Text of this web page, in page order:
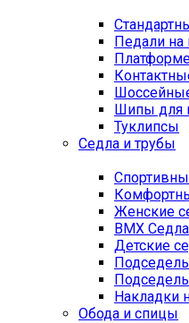
Педали
Шипы для
Туклипсы
Седла и трубы
Женские
BMX Седла
Детские
Накладки
Обода и спицы